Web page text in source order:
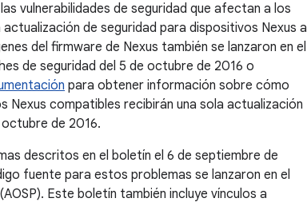
vulnerabilidades de seguridad que afectan a los
de seguridad para dispositivos Nexus a
del firmware de Nexus también se lanzaron en el
de seguridad del 5 de octubre de 2016 o
para obtener información sobre cómo
Nexus compatibles recibirán una sola actualización
de 2016.
descritos en el boletín el 6 de septiembre de
fuente para estos problemas se lanzaron en el
Este boletín también incluye vínculos a